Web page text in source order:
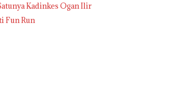
Kadinkes Ogan Ilir
Fun Run